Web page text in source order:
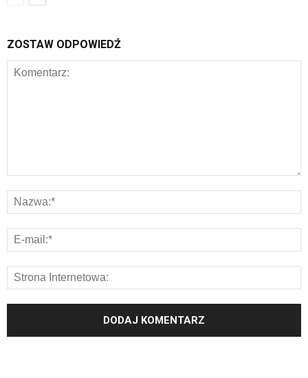
ZOSTAW ODPOWIEDŹ